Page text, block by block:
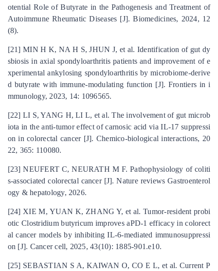
otential Role of Butyrate in the Pathogenesis and Treatment of
Autoimmune Rheumatic Diseases [J]. Biomedicines, 2024, 12
(8).
[21] MIN H K, NA H S, JHUN J, et al. Identification of gut dy
sbiosis in axial spondyloarthritis patients and improvement of e
xperimental ankylosing spondyloarthritis by microbiome-derive
d butyrate with immune-modulating function [J]. Frontiers in i
mmunology, 2023, 14: 1096565.
[22] LI S, YANG H, LI L, et al. The involvement of gut microb
iota in the anti-tumor effect of carnosic acid via IL-17 suppressi
on in colorectal cancer [J]. Chemico-biological interactions, 20
22, 365: 110080.
[23] NEUFERT C, NEURATH M F. Pathophysiology of coliti
s-associated colorectal cancer [J]. Nature reviews Gastroenterol
ogy & hepatology, 2026.
[24] XIE M, YUAN K, ZHANG Y, et al. Tumor-resident probi
otic Clostridium butyricum improves aPD-1 efficacy in colorect
al cancer models by inhibiting IL-6-mediated immunosuppressi
on [J]. Cancer cell, 2025, 43(10): 1885-901.e10.
[25] SEBASTIAN S A, KAIWAN O, CO E L, et al. Current P